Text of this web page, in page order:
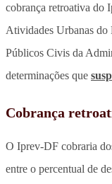
cobrança retroativa do
Atividades Urbanas do
Públicos Civis da
determinações que
Cobrança
O Iprev-DF cobraria
entre o percentual de